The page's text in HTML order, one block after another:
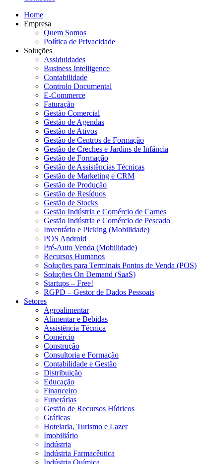
Home
Empresa
Quem Somos
Política de Privacidade
Soluções
Assiduidades
Business Intelligence
Contabilidade
Controlo Documental
E-Commerce
Faturação
Gestão Comercial
Gestão de Agendas
Gestão de Ativos
Gestão de Centros de Formação
Gestão de Creches e Jardins de Infância
Gestão de Formação
Gestão de Assistências Técnicas
Gestão de Marketing e CRM
Gestão de Produção
Gestão de Resíduos
Gestão de Stocks
Gestão Indústria e Comércio de Carnes
Gestão Indústria e Comércio de Pescado
Inventário e Picking (Mobilidade)
POS Android
Pré-Auto Venda (Mobilidade)
Recursos Humanos
Soluções para Terminais Pontos de Venda (POS)
Soluções On Demand (SaaS)
Startups – Free!
RGPD – Gestor de Dados Pessoais
Setores
Agroalimentar
Alimentar e Bebidas
Assistência Técnica
Comércio
Construção
Consultoria e Formação
Contabilidade e Gestão
Distribuição
Educação
Financeiro
Funerárias
Gestão de Recursos Hídricos
Gráficas
Hotelaria, Turismo e Lazer
Imobiliário
Indústria
Indústria Farmacêutica
Indústria Química